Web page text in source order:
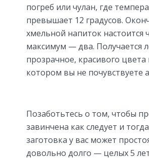
погреб или чулан, где
превышает 12 градусов.
хмельной напиток настоится
максимум — два. Получается
прозрачное, красивого цвета
котором вы не почувствуете
Позаботьтесь о том, чтобы
завинчена как следует и
заготовка у вас может
довольно долго — целых 5